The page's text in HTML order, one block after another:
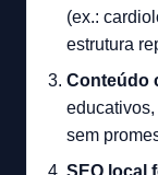
(ex.:
estrutura
Conteúdo
sem
SEO local